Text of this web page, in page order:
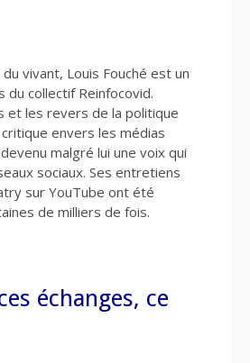
vivant, Louis Fouché est un
du collectif Reinfocovid.
et les revers de la politique
envers les médias
malgré lui une voix qui
sociaux. Ses entretiens
sur YouTube ont été
de milliers de fois.
échanges, ce